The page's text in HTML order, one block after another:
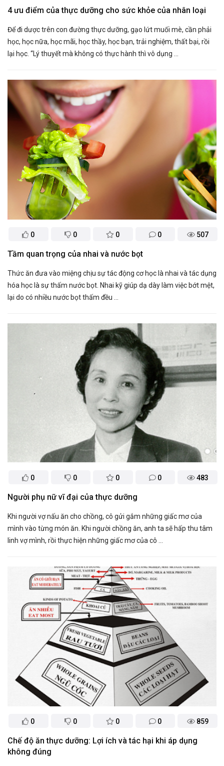
4 ưu điểm của thực dưỡng cho sức khỏe của nhân loại
Để đi dược trên con đường thực dưỡng, gạo lứt muối mè, cần phải
học, học nữa, học mãi, học thầy, học bạn, trải nghiệm, thất bại, rồi
lại học. “Lý thuyết mà không có thực hành thì vô dụng ...
0 0 0 0 507
Tầm quan trọng của nhai và nước bọt
Thức ăn đưa vào miệng chịu sự tác động cơ học là nhai và tác dụng
hóa học là sự thấm nước bọt. Nhai kỹ giúp dạ dày làm việc bớt mệt,
lại do có nhiều nước bọt thấm đều ...
0 0 0 0 483
Người phụ nữ vĩ đại của thực dưỡng
Khi người vợ nấu ăn cho chồng, cô gửi gắm những giấc mơ của
mình vào từng món ăn. Khi người chồng ăn, anh ta sẽ hấp thu tâm
linh vợ mình, rồi thực hiện những giấc mơ của cô ...
0 0 0 0 859
Chế độ ăn thực dưỡng: Lợi ích và tác hại khi áp dụng
không đúng